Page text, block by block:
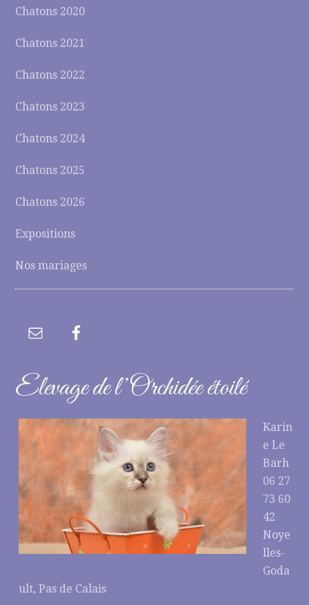
Chatons 2020
Chatons 2021
Chatons 2022
Chatons 2023
Chatons 2024
Chatons 2025
Chatons 2026
Expositions
Nos mariages
Elevage de l’Orchidée étoilé
Karin
e Le
Barh
06 27
73 60
42
Noye
lles-
Goda
ult, Pas de Calais